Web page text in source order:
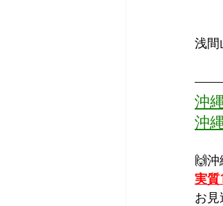
浅間
沖
沖
🙌
実質
お見